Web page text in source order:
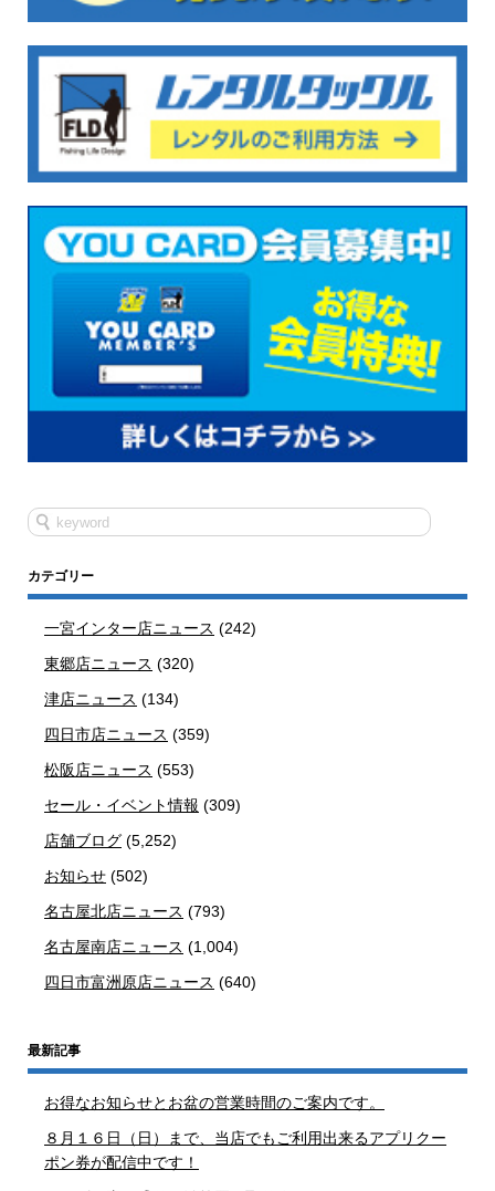
カテゴリー
一宮インター店ニュース (242)
東郷店ニュース (320)
津店ニュース (134)
四日市店ニュース (359)
松阪店ニュース (553)
セール・イベント情報 (309)
店舗ブログ (5,252)
お知らせ (502)
名古屋北店ニュース (793)
名古屋南店ニュース (1,004)
四日市富洲原店ニュース (640)
最新記事
お得なお知らせとお盆の営業時間のご案内です。
８月１６日（日）まで、当店でもご利用出来るアプリクー
ポン券が配信中です！